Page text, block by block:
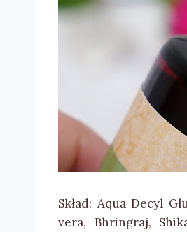
Skład: Aqua Decyl
vera, Bhringraj,